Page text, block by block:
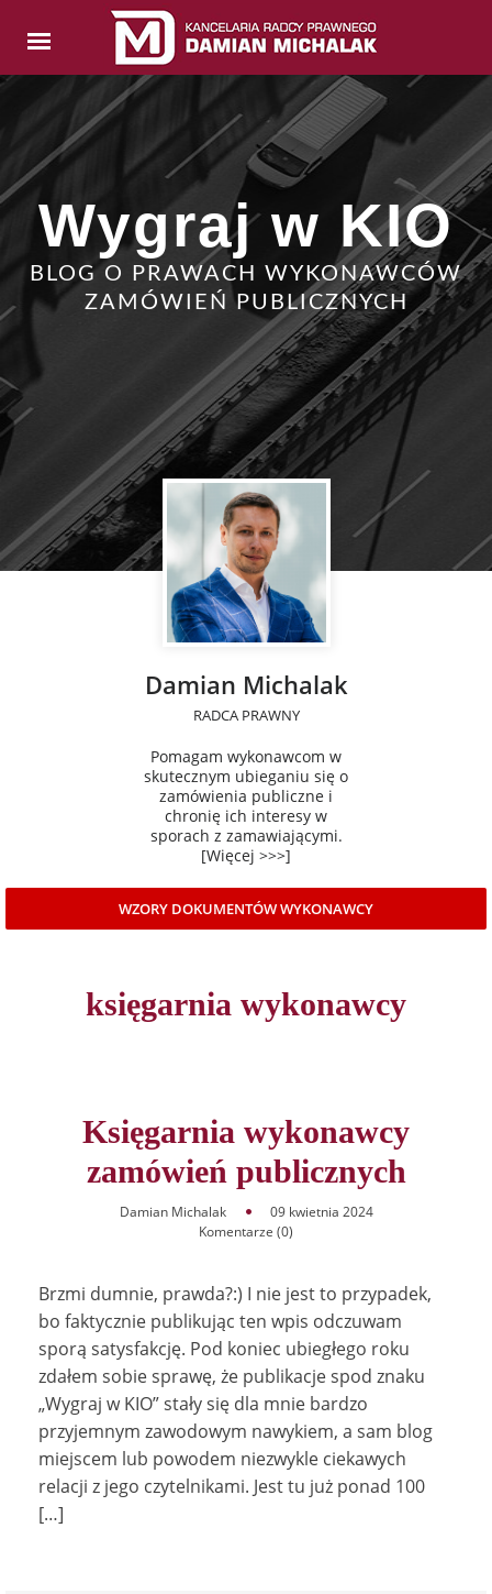
Wygraj w KIO
BLOG O PRAWACH WYKONAWCÓW
ZAMÓWIEŃ PUBLICZNYCH
Damian Michalak
RADCA PRAWNY
Pomagam wykonawcom w
skutecznym ubieganiu się o
zamówienia publiczne i
chronię ich interesy w
sporach z zamawiającymi.
[Więcej >>>]
WZORY DOKUMENTÓW WYKONAWCY
księgarnia wykonawcy
Księgarnia wykonawcy
zamówień publicznych
Damian Michalak
09 kwietnia 2024
Komentarze (0)
Brzmi dumnie, prawda?:) I nie jest to przypadek,
bo faktycznie publikując ten wpis odczuwam
sporą satysfakcję. Pod koniec ubiegłego roku
zdałem sobie sprawę, że publikacje spod znaku
„Wygraj w KIO” stały się dla mnie bardzo
przyjemnym zawodowym nawykiem, a sam blog
miejscem lub powodem niezwykle ciekawych
relacji z jego czytelnikami. Jest tu już ponad 100
[…]